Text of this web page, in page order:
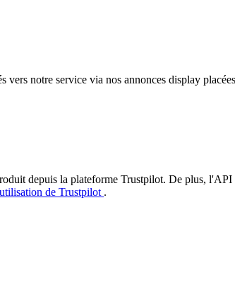
notre service via nos annonces display
depuis la plateforme Trustpilot. De plus, l'API
de Trustpilot .